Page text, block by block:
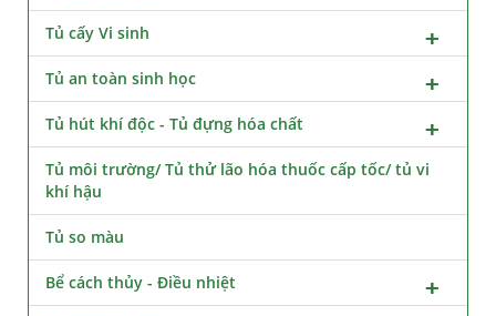
Tủ cấy Vi sinh
Tủ an toàn sinh học
Tủ hút khí độc - Tủ đựng hóa chất
Tủ môi trường/ Tủ thử lão hóa thuốc cấp tốc/ tủ vi
khí hậu
Tủ so màu
Bể cách thủy - Điều nhiệt